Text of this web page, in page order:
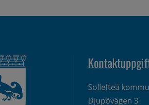
Sollefteå
Djupövägen 3